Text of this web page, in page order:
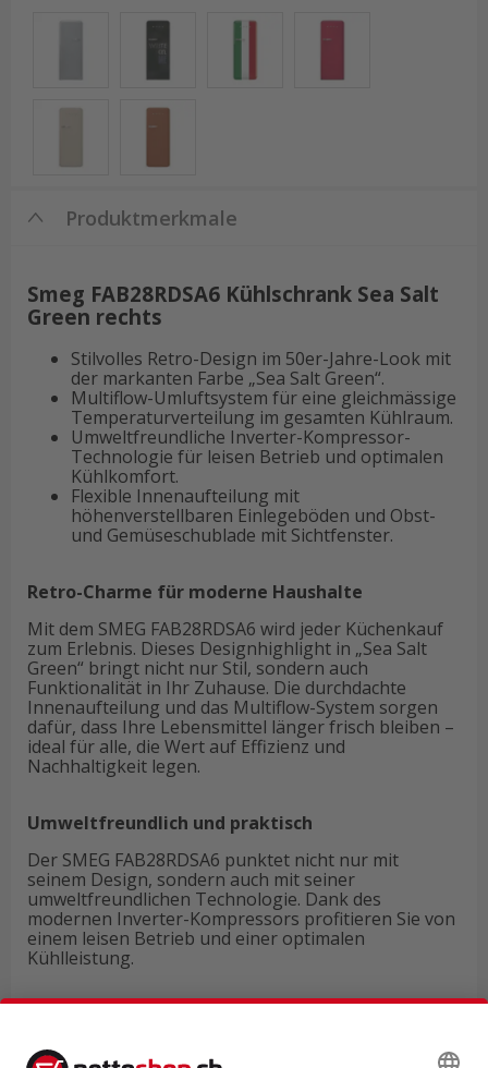
Produktmerkmale
Smeg FAB28RDSA6 Kühlschrank Sea Salt
Green rechts
Stilvolles Retro-Design im 50er-Jahre-Look mit
der markanten Farbe „Sea Salt Green“.
Multiflow-Umluftsystem für eine gleichmässige
Temperaturverteilung im gesamten Kühlraum.
Umweltfreundliche Inverter-Kompressor-
Technologie für leisen Betrieb und optimalen
Kühlkomfort.
Flexible Innenaufteilung mit
höhenverstellbaren Einlegeböden und Obst-
und Gemüseschublade mit Sichtfenster.
Retro-Charme für moderne Haushalte
Mit dem SMEG FAB28RDSA6 wird jeder Küchenkauf
zum Erlebnis. Dieses Designhighlight in „Sea Salt
Green“ bringt nicht nur Stil, sondern auch
Funktionalität in Ihr Zuhause. Die durchdachte
Innenaufteilung und das Multiflow-System sorgen
dafür, dass Ihre Lebensmittel länger frisch bleiben –
ideal für alle, die Wert auf Effizienz und
Nachhaltigkeit legen.
Umweltfreundlich und praktisch
Der SMEG FAB28RDSA6 punktet nicht nur mit
seinem Design, sondern auch mit seiner
umweltfreundlichen Technologie. Dank des
modernen Inverter-Kompressors profitieren Sie von
einem leisen Betrieb und einer optimalen
Kühlleistung.